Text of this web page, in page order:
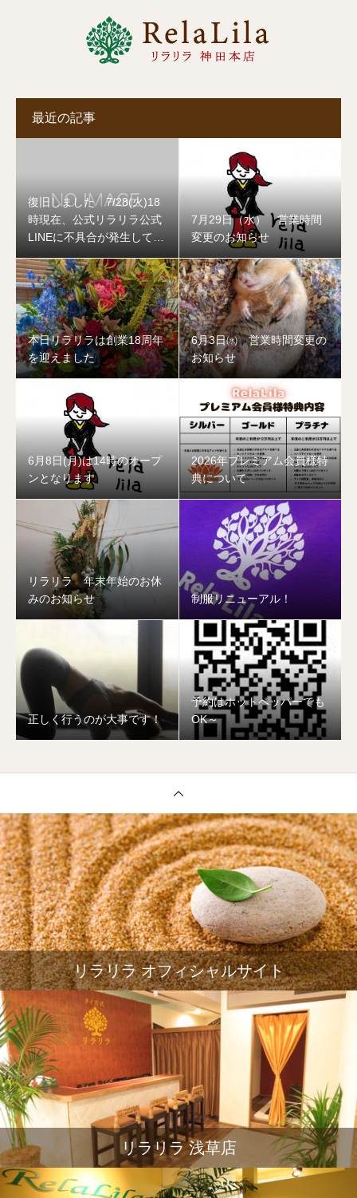
最近の記事
復旧しました 7/28(火)18
時現在、公式リラリラ公式
LINEに不具合が発生してお
7月29日（水） 営業時間
変更のお知らせ
本日リラリラは創業18周年
を迎えました
6月3日㈬ 営業時間変更の
お知らせ
6月8日(月)は14時のオープ
ンとなります
2026年プレミアム会員様特
典について
リラリラ 年末年始のお休
みのお知らせ
制服リニューアル！
正しく行うのが大事です！
予約はホットペッパーでも
OK～
リラリラ オフィシャルサイト
リラリラ 浅草店